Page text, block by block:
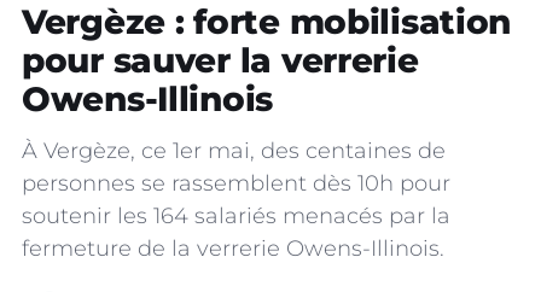
Vergèze : forte mobilisation
pour sauver la verrerie
Owens-Illinois
À Vergèze, ce 1er mai, des centaines de
personnes se rassemblent dès 10h pour
soutenir les 164 salariés menacés par la
fermeture de la verrerie Owens-Illinois.